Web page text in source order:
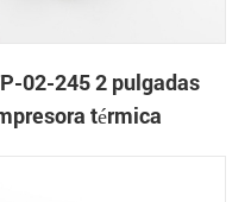
02-245 2 pulgadas
térmica